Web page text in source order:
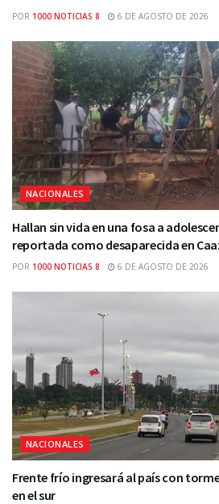
POR 1000 NOTICIAS 8 6 DE AGOSTO DE 2026
NACIONALES
Hallan sin vida en una fosa a
reportada como desaparecida en
POR 1000 NOTICIAS 8 6 DE AGOSTO DE 2026
NACIONALES
Frente frío ingresará al país con
en el sur